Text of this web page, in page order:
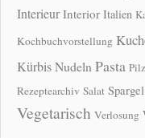
Interieur Interior Italien
Kochbuchvorstellung
KürbisNudelnPasta
Rezeptearchiv Salat Spargel
Vegetarisch Verlosung